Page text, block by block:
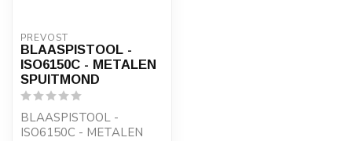
PREVOST
BLAASPISTOOL -
ISO6150C - METALEN
SPUITMOND
BLAASPISTOOL -
ISO6150C - METALEN